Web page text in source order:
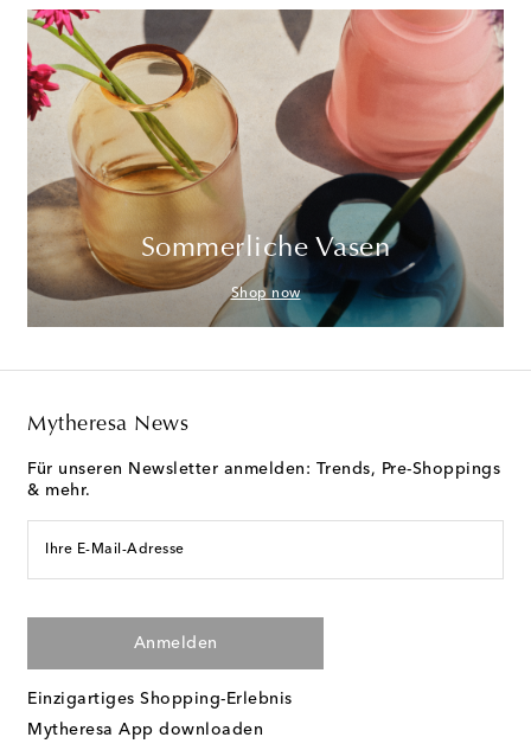
Sommerliche Vasen
Shop now
Mytheresa News
Für unseren Newsletter anmelden: Trends, Pre-Shoppings
& mehr.
Ihre E-Mail-Adresse
Anmelden
Einzigartiges Shopping-Erlebnis
Mytheresa App downloaden